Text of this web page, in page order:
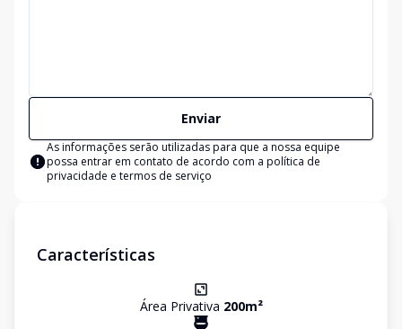
Enviar
As informações serão utilizadas para que a nossa equipe
possa entrar em contato de acordo com a política de
privacidade e termos de serviço
Características
Área Privativa 200m²